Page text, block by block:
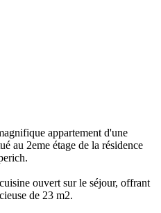
appartement d'une
au 2eme étage de la résidence
ouvert sur le séjour, offrant
de 23 m2.